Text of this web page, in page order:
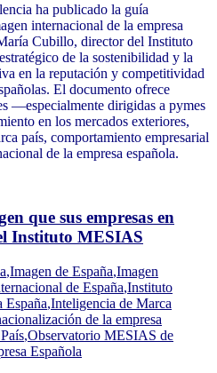
ha publicado la guía
internacional de la empresa
Cubillo, director del Instituto
de la sostenibilidad y la
en la reputación y competitividad
El documento ofrece
—especialmente dirigidas a pymes
en los mercados exteriores,
país, comportamiento empresarial
de la empresa española.
que sus empresas en
Instituto MESIAS
,Imagen de España,Imagen
de España,Instituto
España,Inteligencia de Marca
de la empresa
,Observatorio MESIAS de
Española